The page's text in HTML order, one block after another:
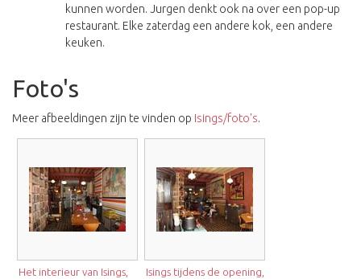
kunnen worden. Jurgen denkt ook na over een pop-up
restaurant. Elke zaterdag een andere kok, een andere
keuken.
Foto's
Meer afbeeldingen zijn te vinden op Isings/foto's.
Het interieur van Isings,
Isings tijdens de opening,